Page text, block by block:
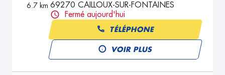
6.7 km 69270 CAILLOUX-SUR-FONTAINES
Fermé aujourd'hui
TÉLÉPHONE
VOIR PLUS